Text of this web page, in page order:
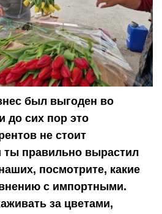
был выгоден во
до сих пор это
не стоит
ты правильно вырастил
посмотрите, какие
с импортными.
за цветами,